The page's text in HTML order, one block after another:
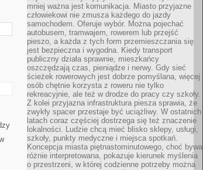
mniej ważna jest komunikacja. Miasto przyjazne
człowiekowi nie zmusza każdego do jazdy
samochodem. Oferuje wybór. Można pojechać
autobusem, tramwajem, rowerem lub przejść
pieszo, a każda z tych form przemieszczania się
jest bezpieczna i wygodna. Kiedy transport
publiczny działa sprawnie, mieszkańcy
oszczędzają czas, pieniądze i nerwy. Gdy sieć
ścieżek rowerowych jest dobrze pomyślana, więcej
osób chętnie korzysta z roweru nie tylko
rekreacyjnie, ale też w drodze do pracy czy szkoły.
Z kolei przyjazna infrastruktura piesza sprawia, że
zwykły spacer przestaje być uciążliwy. W ostatnich
latach coraz częściej dostrzega się też znaczenie
lokalności. Ludzie chcą mieć blisko sklepy, usługi,
szkoły, punkty medyczne i miejsca spotkań.
Koncepcja miasta piętnastominutowego, choć bywa
różnie interpretowana, pokazuje kierunek myślenia
o przestrzeni, w której codzienne potrzeby można